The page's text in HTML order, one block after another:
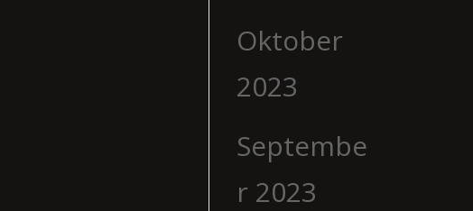
Oktober
2023
Septembe
r 2023